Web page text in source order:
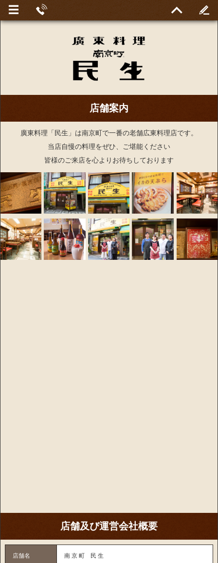
店舗案内
廣東料理「民生」は南京町で一番の老舗広東料理店です。
当店自慢の料理をぜひ、ご堪能ください
皆様のご来店を心よりお待ちしております
店舗及び運営会社概要
店舗名 南 京 町 民 生